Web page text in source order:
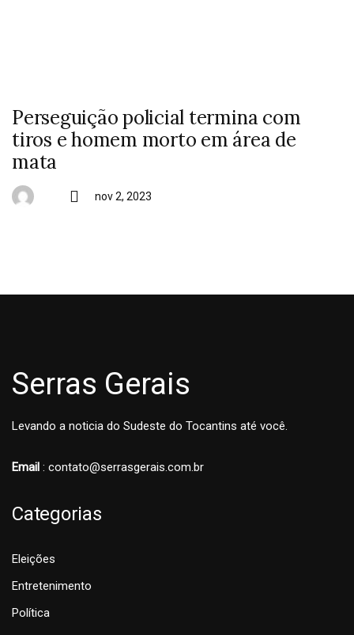
Perseguição policial termina com
tiros e homem morto em área de
mata
nov 2, 2023
Serras Gerais
Levando a noticia do Sudeste do Tocantins até você.
Email : contato@serrasgerais.com.br
Categorias
Eleições
Entretenimento
Política